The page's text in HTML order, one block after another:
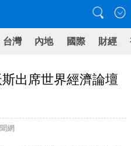
台灣 內地 國際 財經
出席世界經濟論壇
網